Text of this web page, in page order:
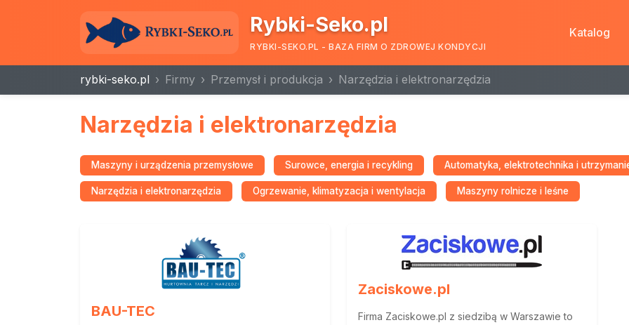
Rybki-Seko.pl
RYBKI-SEKO.PL - BAZA FIRM O ZDROWEJ KONDYCJI
Katalog
rybki-seko.pl Firmy Przemysł i produkcja Narzędzia i elektronarzędzia
Narzędzia i elektronarzędzia
Maszyny i urządzenia przemysłowe Surowce, energia i recykling Automatyka, elektrotechnika i
Narzędzia i elektronarzędzia Ogrzewanie, klimatyzacja i wentylacja Maszyny rolnicze i leśne
BAU-TEC
Zaciskowe.pl
Firma Zaciskowe.pl z siedzibą w Warszawie to